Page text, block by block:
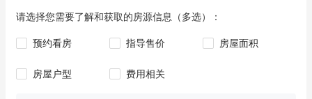
请选择您需要了解和获取的房源信息（多选）：
预约看房 指导售价 房屋面积
房屋户型 费用相关